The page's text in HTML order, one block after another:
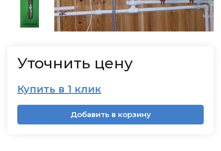
Уточнить цену
Купить в 1 клик
Добавить в корзину